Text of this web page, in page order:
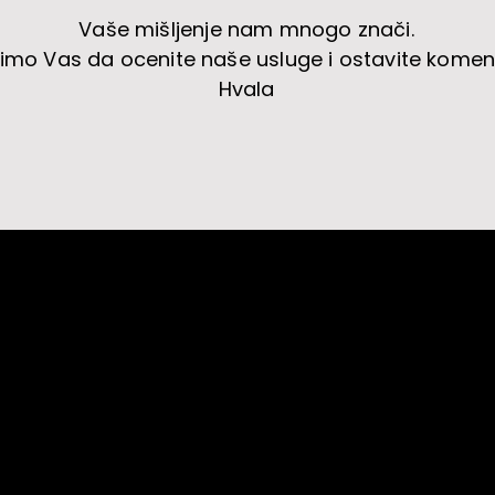
Vaše mišljenje nam mnogo znači.
Vas da ocenite naše usluge i ostavite
Hvala